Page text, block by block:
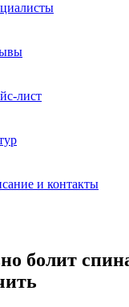
лист
и контакты
болит